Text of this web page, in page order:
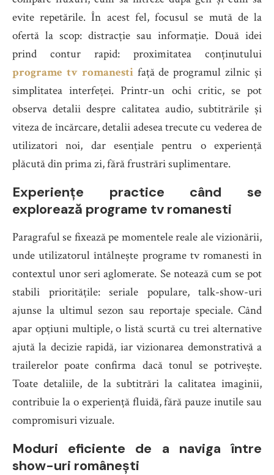
evite repetările. În acest fel, focusul se mută de la
ofertă la scop: distracție sau informație. Două idei
prind contur rapid: proximitatea conținutului
programe tv romanestifață de programul zilnic și
simplitatea interfeței. Printr-un ochi critic, se pot
observa detalii despre calitatea audio, subtitrările și
viteza de încărcare, detalii adesea trecute cu vederea de
utilizatori noi, dar esențiale pentru o experiență
plăcută din prima zi, fără frustrări suplimentare.
Experiențe practice când se
explorează programe tv romanesti
Paragraful se fixează pe momentele reale ale vizionării,
unde utilizatorul întâlnește programe tv romanesti în
contextul unor seri aglomerate. Se notează cum se pot
stabili prioritățile: seriale populare, talk-show-uri
ajunse la ultimul sezon sau reportaje speciale. Când
apar opțiuni multiple, o listă scurtă cu trei alternative
ajută la decizie rapidă, iar vizionarea demonstrativă a
trailerelor poate confirma dacă tonul se potrivește.
Toate detaliile, de la subtitrări la calitatea imaginii,
contribuie la o experiență fluidă, fără pauze inutile sau
compromisuri vizuale.
Moduri eficiente de a naviga între
show-uri românești